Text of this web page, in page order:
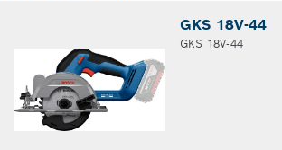
GKS 18V-44
GKS 18V-44